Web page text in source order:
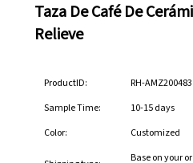
Taza De Café De
Relieve
ProductID:
RH-AMZ200483
Sample Time:
10-15 days
Color:
Customized
Base on your